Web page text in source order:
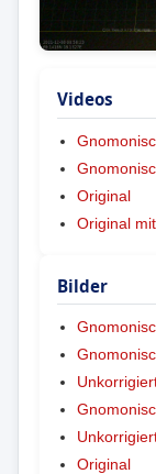
Videos
Original
Original
Bilder
Original